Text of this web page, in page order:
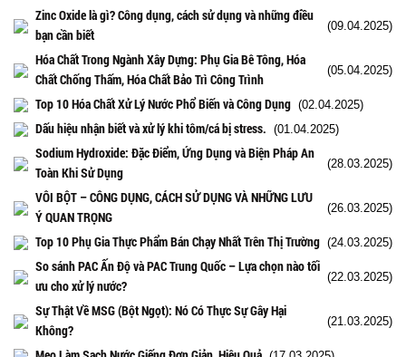
Zinc Oxide là gì? Công dụng, cách sử dụng và những điều
bạn cần biết
(09.04.2025)
Hóa Chất Trong Ngành Xây Dựng: Phụ Gia Bê Tông, Hóa
Chất Chống Thấm, Hóa Chất Bảo Trì Công Trình
(05.04.2025)
Top 10 Hóa Chất Xử Lý Nước Phổ Biến và Công Dụng (02.04.2025)
Dấu hiệu nhận biết và xử lý khi tôm/cá bị stress. (01.04.2025)
Sodium Hydroxide: Đặc Điểm, Ứng Dụng và Biện Pháp An
Toàn Khi Sử Dụng
(28.03.2025)
VÔI BỘT – CÔNG DỤNG, CÁCH SỬ DỤNG VÀ NHỮNG LƯU
Ý QUAN TRỌNG
(26.03.2025)
Top 10 Phụ Gia Thực Phẩm Bán Chạy Nhất Trên Thị Trường (24.03.2025)
So sánh PAC Ấn Độ và PAC Trung Quốc – Lựa chọn nào tối
ưu cho xử lý nước?
(22.03.2025)
Sự Thật Về MSG (Bột Ngọt): Nó Có Thực Sự Gây Hại
Không?
(21.03.2025)